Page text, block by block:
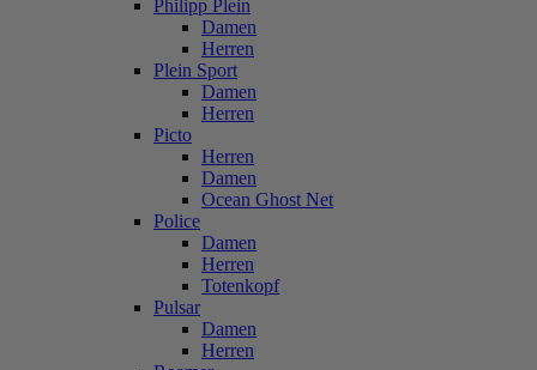
Philipp Plein
Damen
Herren
Plein Sport
Damen
Herren
Picto
Herren
Damen
Ocean Ghost Net
Police
Damen
Herren
Totenkopf
Pulsar
Damen
Herren